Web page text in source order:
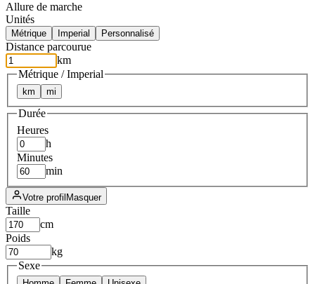
Allure de marche
Unités
Métrique Imperial Personnalisé
Distance parcourue
km
Métrique / Imperial
km mi
Durée
Heures
h
Minutes
min
Votre profilMasquer
Taille
cm
Poids
kg
Sexe